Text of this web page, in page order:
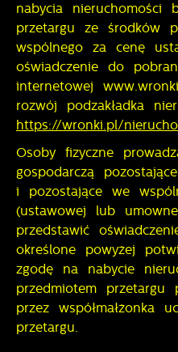
nabycia nieruchomości
przetargu ze środków
wspólnego za cenę
oświadczenie do
internetowej
rozwój podzakładka
https://wronki.pl/
Osoby fizyczne
gospodarczą
i pozostające we
(ustawowej lub
przedstawić
określone powyżej
zgodę na nabycie
przedmiotem przetargu
przez współmałżonka
przetargu.